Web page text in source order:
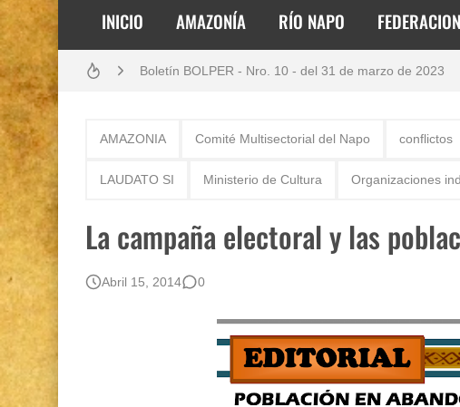
INICIO AMAZONÍA RÍO NAPO
Análisis: Metodología de transversalización enfoque
Boletín BOLPER - Nro. 10 - del 31 de marzo de 2023
Boletín BOLPER - Nro. 12 - del 30 de mayo de 2023
Gestión de bosques tropicales en la región Loreto
AMAZONIA Comité Multisectorial del Napo conflictos
LAUDATO SI Ministerio de Cultura Organizaciones
La campaña electoral y las
Abril 15, 2014 0